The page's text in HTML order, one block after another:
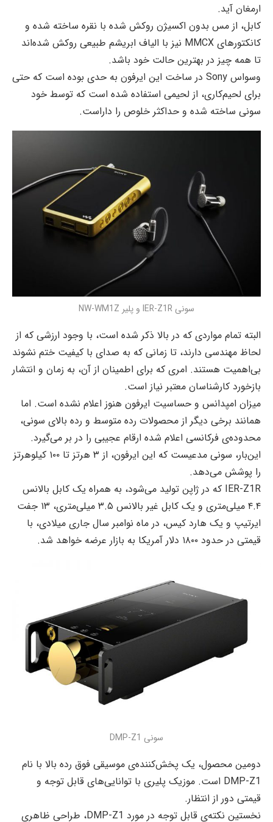
ارمغان آید.
کابل، از مس بدون اکسیژن روکش شده با نقره ساخته شده و
کانکتورهای MMCX نیز با الیاف ابریشم طبیعی روکش شده‌اند
تا همه چیز در بهترین حالت خود باشد.
وسواس Sony در ساخت این ایرفون به حدی بوده است که حتی
برای لحیم‌کاری، از لحیمی استفاده شده است که توسط خود
سونی ساخته شده و حداکثر خلوص را داراست.
سونی IER-Z1R و پلیر NW-WM1Z
البته تمام مواردی که در بالا ذکر شده است، با وجود ارزشی که از
لحاظ مهندسی دارند، تا زمانی که به صدای با کیفیت ختم نشوند
بی‌اهمیت هستند. امری که برای اطمینان از آن، به زمان و انتشار
بازخورد کارشناسان معتبر نیاز است.
میزان امپدانس و حساسیت ایرفون هنوز اعلام نشده است. اما
همانند برخی دیگر از محصولات رده متوسط و رده بالای سونی،
محدوده‌ی فرکانسی اعلام شده ارقام عجیبی را در بر می‌گیرد.
این‌بار، سونی مدعیست که این ایرفون، از ۳ هرتز تا ۱۰۰ کیلوهرتز
را پوشش می‌دهد.
IER-Z1R که در ژاپن تولید می‌شود، به همراه یک کابل بالانس
۴.۴ میلی‌متری و یک کابل غیر بالانس ۳.۵ میلی‌متری، ۱۳ جفت
ایرتیپ و یک هارد کیس، در ماه نوامبر سال جاری میلادی، با
قیمتی در حدود ۱۸۰۰ دلار آمریکا به بازار عرضه خواهد شد.
سونی DMP-Z1
دومین محصول، یک پخش‌کننده‌ی موسیقی فوق رده بالا با نام
DMP-Z1 است. موزیک پلیری با توانایی‌های قابل توجه و
قیمتی دور از انتظار.
نخستین نکته‌ی قابل توجه در مورد DMP-Z1، طراحی ظاهری